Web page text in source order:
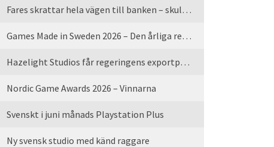
Fares skrattar hela vägen till banken – skulle vi tro
Games Made in Sweden 2026 – Den årliga rean är tillbaka
Hazelight Studios får regeringens exportpris 2025
Nordic Game Awards 2026 – Vinnarna
Svenskt i juni månads Playstation Plus
Ny svensk studio med känd raggare